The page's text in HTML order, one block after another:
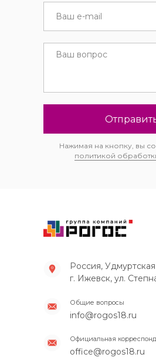
Нажимая на кнопку, вы
политикой
Россия,
г. Ижевск, ул.
info@rogos18.ru
Общие вопросы
office@rogos18.ru
Официальная